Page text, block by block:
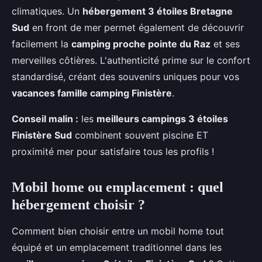
climatiques. Un hébergement 3 étoiles Bretagne
Sud en front de mer permet également de découvrir
facilement la camping proche pointe du Raz et ses
merveilles côtières. L'authenticité prime sur le confort
standardisé, créant des souvenirs uniques pour vos
vacances famille camping Finistère.
Conseil malin : les meilleurs campings 3 étoiles
Finistère Sud combinent souvent piscine ET
proximité mer pour satisfaire tous les profils !
Mobil home ou emplacement : quel
hébergement choisir ?
Comment bien choisir entre un mobil home tout
équipé et un emplacement traditionnel dans les